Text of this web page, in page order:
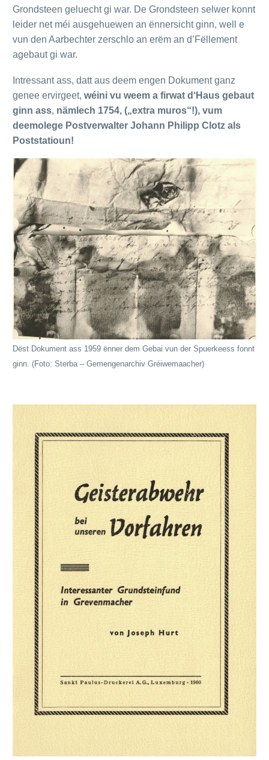
Grondsteen geluecht gi war. De Grondsteen selwer konnt
leider net méi ausgehuewen an ënnersicht ginn, well e
vun den Aarbechter zerschlo an erëm an d’Fëllement
agebaut gi war.
Intressant ass, datt aus deem engen Dokument ganz
genee ervirgeet, wéini vu weem a firwat d‘Haus gebaut
ginn ass, nämlech 1754, („extra muros“!), vum
deemolege Postverwalter Johann Philipp Clotz als
Poststatioun!
Dëst Dokument ass 1959 ënner dem Gebai vun der Spuerkeess fonnt
ginn. (Foto: Sterba – Gemengenarchiv Gréiwemaacher)